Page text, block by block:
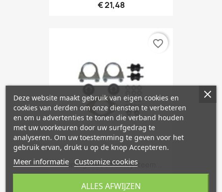
€ 21,48
Montageset Uitlaatsysteem...
€ 30,25
favorite_border
Deze website maakt gebruik van eigen cookies en
cookies van derden om onze diensten te verbeteren
en om u advertenties te tonen die verband houden
met uw voorkeuren door uw surfgedrag te
analyseren. Om uw toestemming te geven voor het
gebruik ervan, drukt u op de knop Accepteren.
Meer informatie Customize cookies
ALLES AFWIJZEN